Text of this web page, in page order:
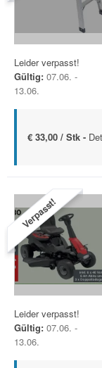
Leider verpasst!
Gültig: 07.06. -
13.06.
€ 33,00 / Stk -
Verpasst!
Leider verpasst!
Gültig: 07.06. -
13.06.